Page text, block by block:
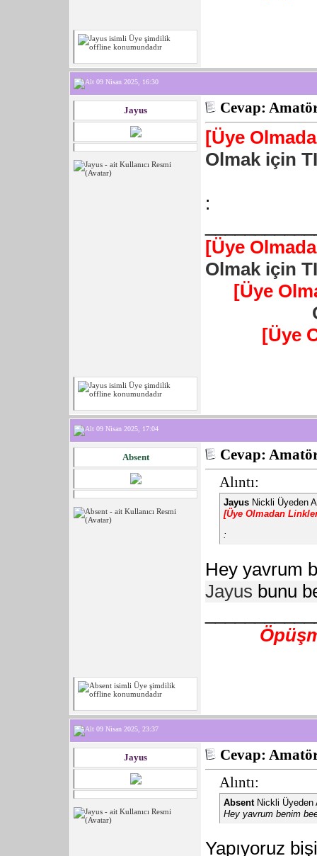
09 Nisan 2025, 16:30
Jayus Cevap:
[Üye
Olmak için
:
[Üye
Olmak için
[Üye
[Üye
09 Nisan 2025, 17:04
Absent
Cevap:
Alıntı:
Jayus Nickli Üyeden
[Üye Olmadan
:
Hey yavrum
Jayus bunu
09 Nisan 2025, 23:37
Jayus
Cevap:
Alıntı:
AbsentNickli Üyeden
Hey yavrum benim
Yapıyoruz